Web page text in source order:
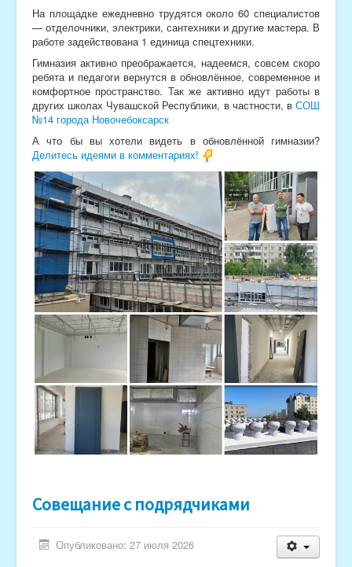
На площадке ежедневно трудятся около 60 специалистов
— отделочники, электрики, сантехники и другие мастера. В
работе задействована 1 единица спецтехники.
Гимназия активно преображается, надеемся, совсем скоро
ребята и педагоги вернутся в обновлённое, современное и
комфортное пространство. Так же активно идут работы в
других школах Чувашской Республики, в частности, в СОШ
№14 города Новочебоксарск
А что бы вы хотели видеть в обновлённой гимназии?
Делитесь идеями в комментариях!
Совещание с подрядчиками
Опубликовано: 27 июля 2026